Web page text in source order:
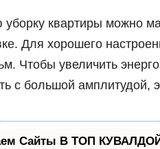
квартиры можно
Для хорошего
Чтобы увеличить
с большой амплитудой,
Сайты В ТОП КУВАЛДОЙ